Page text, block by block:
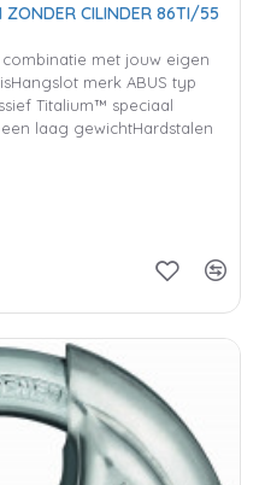
ZONDER CILINDER 86TI/55
met jouw eigen
merk ABUS typ
Titalium™ speciaal
laag gewichtHardstalen